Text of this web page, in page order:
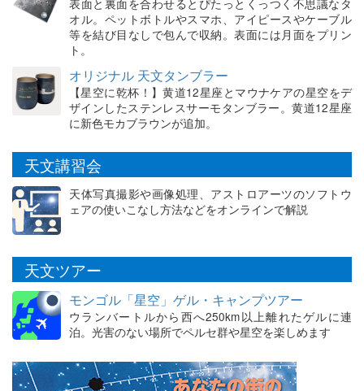
表面と裏面を合わせるとぴたっとくっつく不思議なタ
オル。ペットボトルやスマホ、アイピースやケーブル
等を結び目なしで包んで収納。表面には月面をプリン
ト。
オリジナル 天文タンブラー
【星空に乾杯！】黄道12星座とマウナケアの星空をデ
ザインしたステンレスサーモタンブラー。黄道12星座
に新色モカブラウンが追加。
天文講習会
天体写真撮影や画像処理、アストロアーツのソフトウ
ェアの使いこなし方法などをオンラインで解説
天文ツアー
モンゴル「星空」ゲル・キャンプツアー
ウランバートルから西へ250km以上離れたゲルに連
泊。光害のない場所でペルセ群や星空を楽しめます